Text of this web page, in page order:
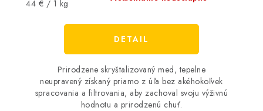
Jednotková
44 € / 1 kg
DETAIL
Prirodzene skryštalizovaný med, tepelne
neupravený získaný priamo z úľa bez akéhokoľvek
spracovania a filtrovania, aby zachoval svoju výživnú
hodnotu a prirodzenú chuť.